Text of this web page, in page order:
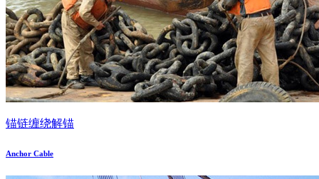
锚链缠绕解锚
Anchor Cable